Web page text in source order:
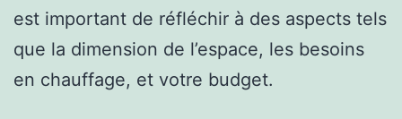
est important de réfléchir à des aspects tels
que la dimension de l’espace, les besoins
en chauffage, et votre budget.